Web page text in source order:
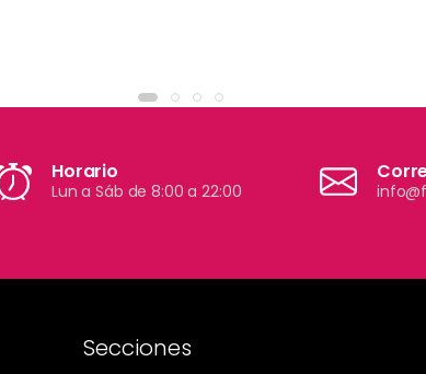
Horario
Lun a Sáb de 8:00 a 22:00
Secciones